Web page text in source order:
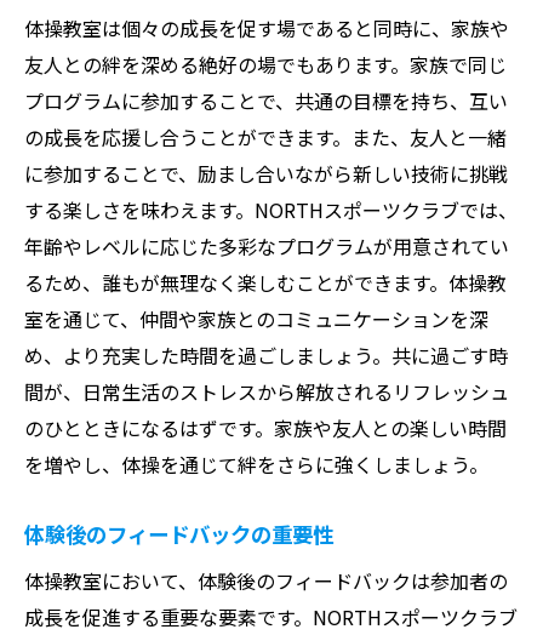
体操教室は個々の成長を促す場であると同時に、家族や
友人との絆を深める絶好の場でもあります。家族で同じ
プログラムに参加することで、共通の目標を持ち、互い
の成長を応援し合うことができます。また、友人と一緒
に参加することで、励まし合いながら新しい技術に挑戦
する楽しさを味わえます。NORTHスポーツクラブでは、
年齢やレベルに応じた多彩なプログラムが用意されてい
るため、誰もが無理なく楽しむことができます。体操教
室を通じて、仲間や家族とのコミュニケーションを深
め、より充実した時間を過ごしましょう。共に過ごす時
間が、日常生活のストレスから解放されるリフレッシュ
のひとときになるはずです。家族や友人との楽しい時間
を増やし、体操を通じて絆をさらに強くしましょう。
体験後のフィードバックの重要性
体操教室において、体験後のフィードバックは参加者の
成長を促進する重要な要素です。NORTHスポーツクラブ